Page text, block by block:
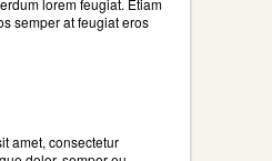
semper at feugiat eros
amet, consectetur